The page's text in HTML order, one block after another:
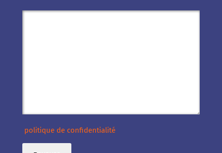
politique de confidentialité